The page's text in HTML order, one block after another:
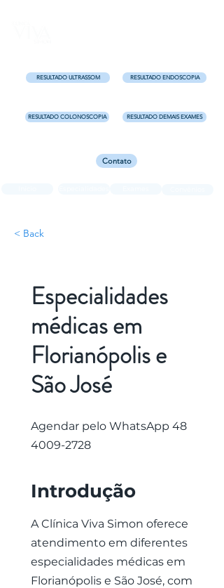
Contato
RESULTADO ULTRASSOM RESULTADO ENDOSCOPIA
RESULTADO COLONOSCOPIA RESULTADO DEMAIS EXAMES
< Back
Especialidades
médicas em
Florianópolis e
São José
Agendar pelo WhatsApp 48
4009-2728
Introdução
A Clínica Viva Simon oferece
atendimento em diferentes
especialidades médicas em
Florianópolis e São José, com